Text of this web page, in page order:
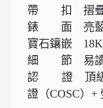
帶 扣 摺疊蠔
錶 面 亮藍
寶石鑲嵌 18K
細 節 易讀
認 證 頂級天
證（COSC）+